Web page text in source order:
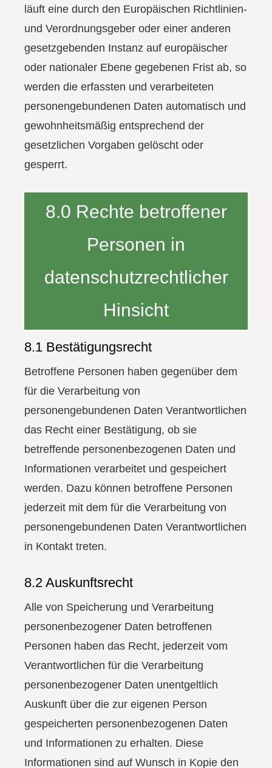
läuft eine durch den Europäischen Richtlinien-
und Verordnungsgeber oder einer anderen
gesetzgebenden Instanz auf europäischer
oder nationaler Ebene gegebenen Frist ab, so
werden die erfassten und verarbeiteten
personengebundenen Daten automatisch und
gewohnheitsmäßig entsprechend der
gesetzlichen Vorgaben gelöscht oder
gesperrt.
8.0 Rechte betroffener
Personen in
datenschutzrechtlicher
Hinsicht
8.1 Bestätigungsrecht
Betroffene Personen haben gegenüber dem
für die Verarbeitung von
personengebundenen Daten Verantwortlichen
das Recht einer Bestätigung, ob sie
betreffende personenbezogenen Daten und
Informationen verarbeitet und gespeichert
werden. Dazu können betroffene Personen
jederzeit mit dem für die Verarbeitung von
personengebundenen Daten Verantwortlichen
in Kontakt treten.
8.2 Auskunftsrecht
Alle von Speicherung und Verarbeitung
personenbezogener Daten betroffenen
Personen haben das Recht, jederzeit vom
Verantwortlichen für die Verarbeitung
personenbezogener Daten unentgeltlich
Auskunft über die zur eigenen Person
gespeicherten personenbezogenen Daten
und Informationen zu erhalten. Diese
Informationen sind auf Wunsch in Kopie den